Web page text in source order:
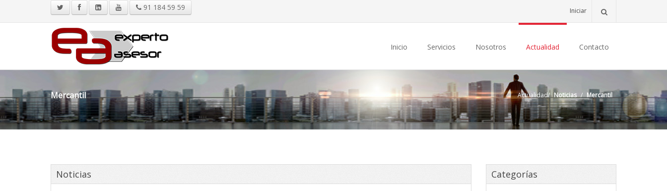
91 184 59 59 Iniciar
Inicio Servicios Nosotros Actualidad Contacto
Mercantil Actualidad/ Noticias / Mercantil
Noticias Categorías